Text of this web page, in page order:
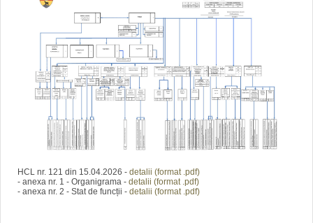
HCL nr. 121 din 15.04.2026 - detalii (format .pdf)
- anexa nr. 1 - Organigrama - detalii (format .pdf)
- anexa nr. 2 - Stat de funcții - detalii (format .pdf)